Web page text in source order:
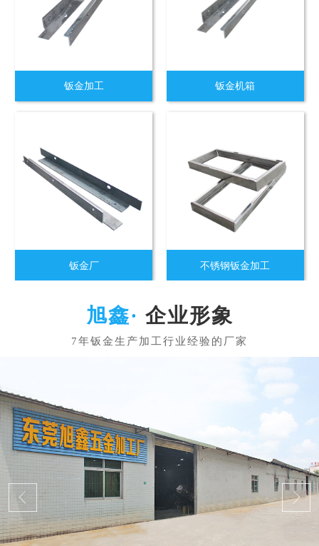
钣金加工 钣金机箱
钣金厂 不锈钢钣金加工
企业形象